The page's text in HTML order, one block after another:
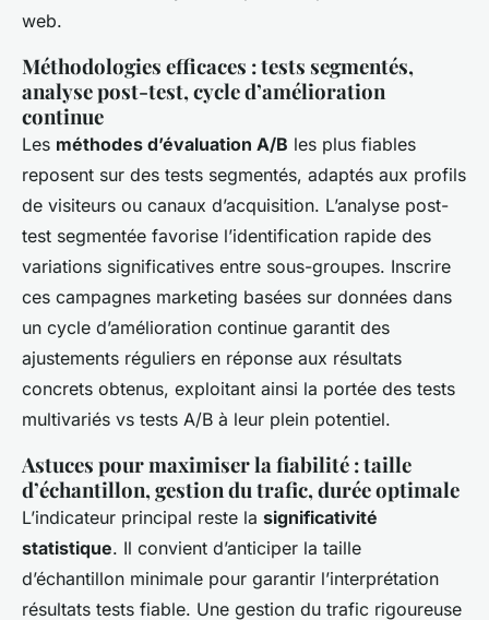
web.
Méthodologies efficaces : tests segmentés,
analyse post-test, cycle d’amélioration
continue
Les méthodes d’évaluation A/B les plus fiables
reposent sur des tests segmentés, adaptés aux profils
de visiteurs ou canaux d’acquisition. L’analyse post-
test segmentée favorise l’identification rapide des
variations significatives entre sous-groupes. Inscrire
ces campagnes marketing basées sur données dans
un cycle d’amélioration continue garantit des
ajustements réguliers en réponse aux résultats
concrets obtenus, exploitant ainsi la portée des tests
multivariés vs tests A/B à leur plein potentiel.
Astuces pour maximiser la fiabilité : taille
d’échantillon, gestion du trafic, durée optimale
L’indicateur principal reste la significativité
statistique. Il convient d’anticiper la taille
d’échantillon minimale pour garantir l’interprétation
résultats tests fiable. Une gestion du trafic rigoureuse